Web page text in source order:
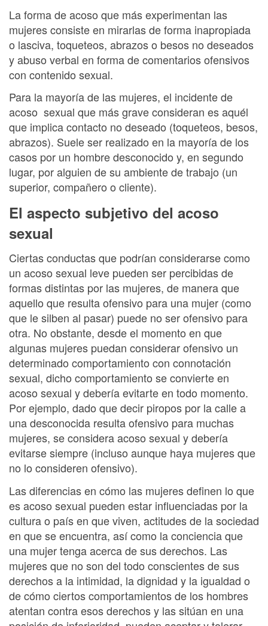
La forma de acoso que más experimentan las
mujeres consiste en mirarlas de forma inapropiada
o lasciva, toqueteos, abrazos o besos no deseados
y abuso verbal en forma de comentarios ofensivos
con contenido sexual.
Para la mayoría de las mujeres, el incidente de
acoso sexual que más grave consideran es aquél
que implica contacto no deseado (toqueteos, besos,
abrazos). Suele ser realizado en la mayoría de los
casos por un hombre desconocido y, en segundo
lugar, por alguien de su ambiente de trabajo (un
superior, compañero o cliente).
El aspecto subjetivo del acoso
sexual
Ciertas conductas que podrían considerarse como
un acoso sexual leve pueden ser percibidas de
formas distintas por las mujeres, de manera que
aquello que resulta ofensivo para una mujer (como
que le silben al pasar) puede no ser ofensivo para
otra. No obstante, desde el momento en que
algunas mujeres puedan considerar ofensivo un
determinado comportamiento con connotación
sexual, dicho comportamiento se convierte en
acoso sexual y debería evitarte en todo momento.
Por ejemplo, dado que decir piropos por la calle a
una desconocida resulta ofensivo para muchas
mujeres, se considera acoso sexual y debería
evitarse siempre (incluso aunque haya mujeres que
no lo consideren ofensivo).
Las diferencias en cómo las mujeres definen lo que
es acoso sexual pueden estar influenciadas por la
cultura o país en que viven, actitudes de la sociedad
en que se encuentra, así como la conciencia que
una mujer tenga acerca de sus derechos. Las
mujeres que no son del todo conscientes de sus
derechos a la intimidad, la dignidad y la igualdad o
de cómo ciertos comportamientos de los hombres
atentan contra esos derechos y las sitúan en una